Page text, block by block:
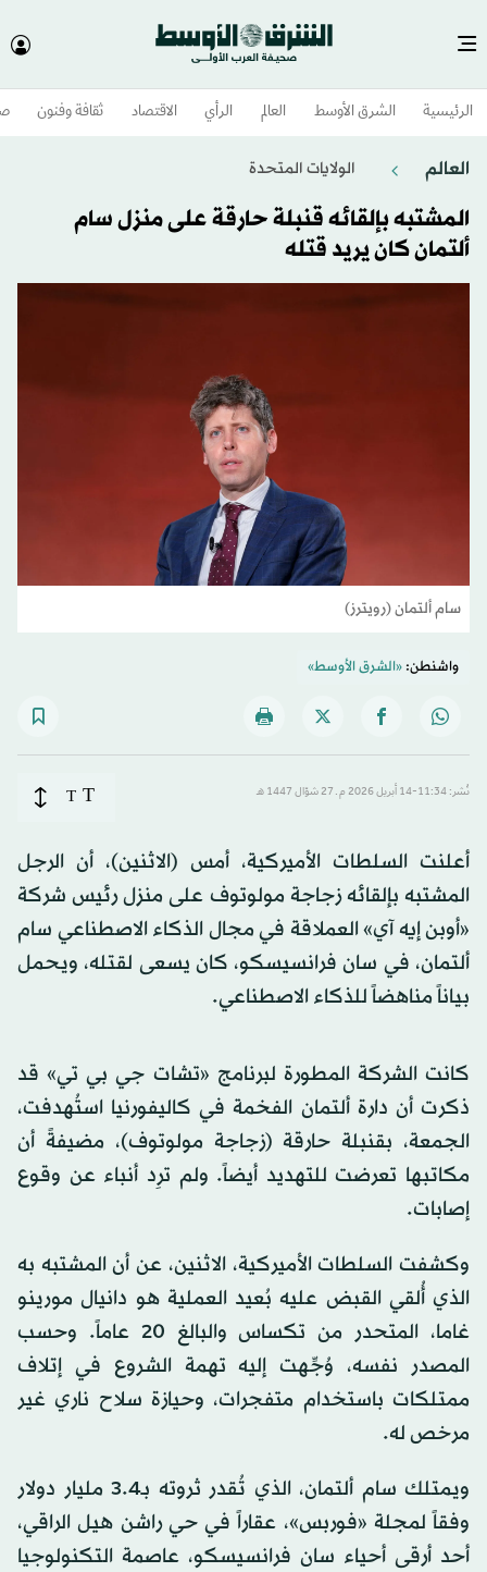
الرئيسية الشرق الأوسط​ العالم الرأي الاقتصاد ثقافة وفنون
العالم الولايات المتحدة​
المشتبه بإلقائه قنبلة حارقة على منزل سام
ألتمان كان يريد قتله
سام ألتمان (رويترز)
واشنطن:«الشرق الأوسط»
نُشر: 11:34-14 أبريل 2026 م ـ 27 شوّال 1447 هـ T
T
أعلنت السلطات الأميركية، أمس (الاثنين)، أن الرجل
المشتبه بإلقائه زجاجة مولوتوف على منزل رئيس شركة
«أوبن إيه آي» العملاقة في مجال الذكاء الاصطناعي سام
ألتمان، في سان فرانسيسكو، كان يسعى لقتله، ويحمل
بياناً مناهضاً للذكاء الاصطناعي.
كانت الشركة المطورة لبرنامج «تشات جي بي تي» قد
ذكرت أن دارة ألتمان الفخمة في كاليفورنيا استُهدفت،
الجمعة، بقنبلة حارقة (زجاجة مولوتوف)، مضيفةً أن
مكاتبها تعرضت للتهديد أيضاً. ولم ترِد أنباء عن وقوع
إصابات.
وكشفت السلطات الأميركية، الاثنين، عن أن المشتبه به
الذي أُلقي القبض عليه بُعيد العملية هو دانيال مورينو
غاما، المتحدر من تكساس والبالغ 20 عاماً. وحسب
المصدر نفسه، وُجِّهت إليه تهمة الشروع في إتلاف
ممتلكات باستخدام متفجرات، وحيازة سلاح ناري غير
مرخص له.
ويمتلك سام ألتمان، الذي تُقدر ثروته بـ3.4 مليار دولار
وفقاً لمجلة «فوربس»، عقاراً في حي راشن هيل الراقي،
أحد أرقى أحياء سان فرانسيسكو، عاصمة التكنولوجيا